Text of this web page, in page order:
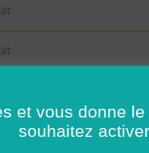
et vous donne
souhaitez activer